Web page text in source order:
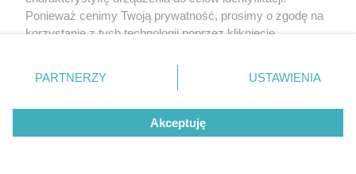
znikąd. Jeden objaw
Skóra swędzi tylko
sygnał może
chorobę, która długo
nie daje objawów
Przyczyna może
Ponieważ cenimy Twoją prywatność, prosimy o zgodę na
korzystanie z tych technologii poprzez kliknięcie
zmienić/wycofać klikając przycisk ustawień prywatności
znajdujący się w lewym dolnym rogu strony
rodzaje przetwarzania danych nie wymagają zgody
użytkownika, ale masz prawo sprzeciwić się takiemu
przetwarzaniu. Preferencje będą miały zastosowanie tylko
PARTNERZY USTAWIENIA
Akceptuję